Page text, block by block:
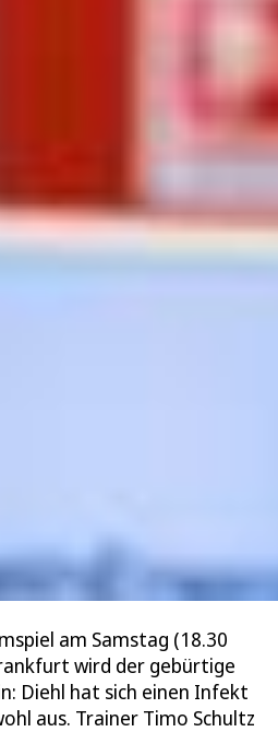
am Samstag (18.30
wird der gebürtige
Diehl hat sich einen Infekt
aus. Trainer Timo Schultz